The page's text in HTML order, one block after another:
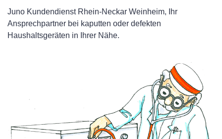
Juno Kundendienst Rhein-Neckar Weinheim, Ihr
Ansprechpartner bei kaputten oder defekten
Haushaltsgeräten in Ihrer Nähe.